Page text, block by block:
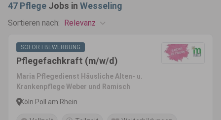
47 Pflege Jobs in Wesseling
Sortieren nach: Relevanz
SOFORTBEWERBUNG
Pflegefachkraft (m/w/d)
Maria Pflegedienst Häusliche Alten- u.
Krankenpflege Weber und Ramisch
Köln Poll am Rhein